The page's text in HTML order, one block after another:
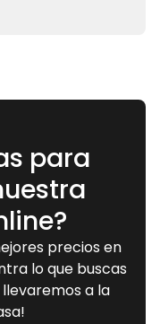
para
precios en
lo que buscas
a la